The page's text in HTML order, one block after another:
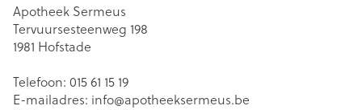
Apotheek Sermeus
Tervuursesteenweg 198
1981 Hofstade
Telefoon: 015 61 15 19
E-mailadres: info@apotheeksermeus.be